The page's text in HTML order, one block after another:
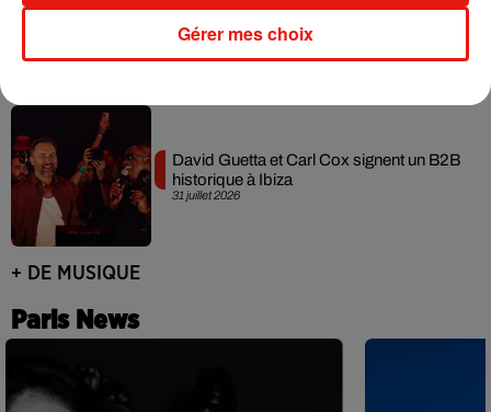
Swedish House Mafia et Lykke Li
dévoilent « Happiness Is So Sad »
31 juillet 2026
David Guetta et Carl Cox signent un B2B
historique à Ibiza
+ DE MUSIQUE
Paris News
Gérer mes choix